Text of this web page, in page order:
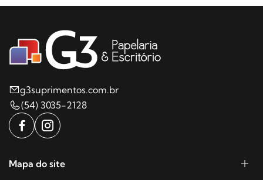
g3suprimentos.com.br
(54) 3035-2128
Mapa do site